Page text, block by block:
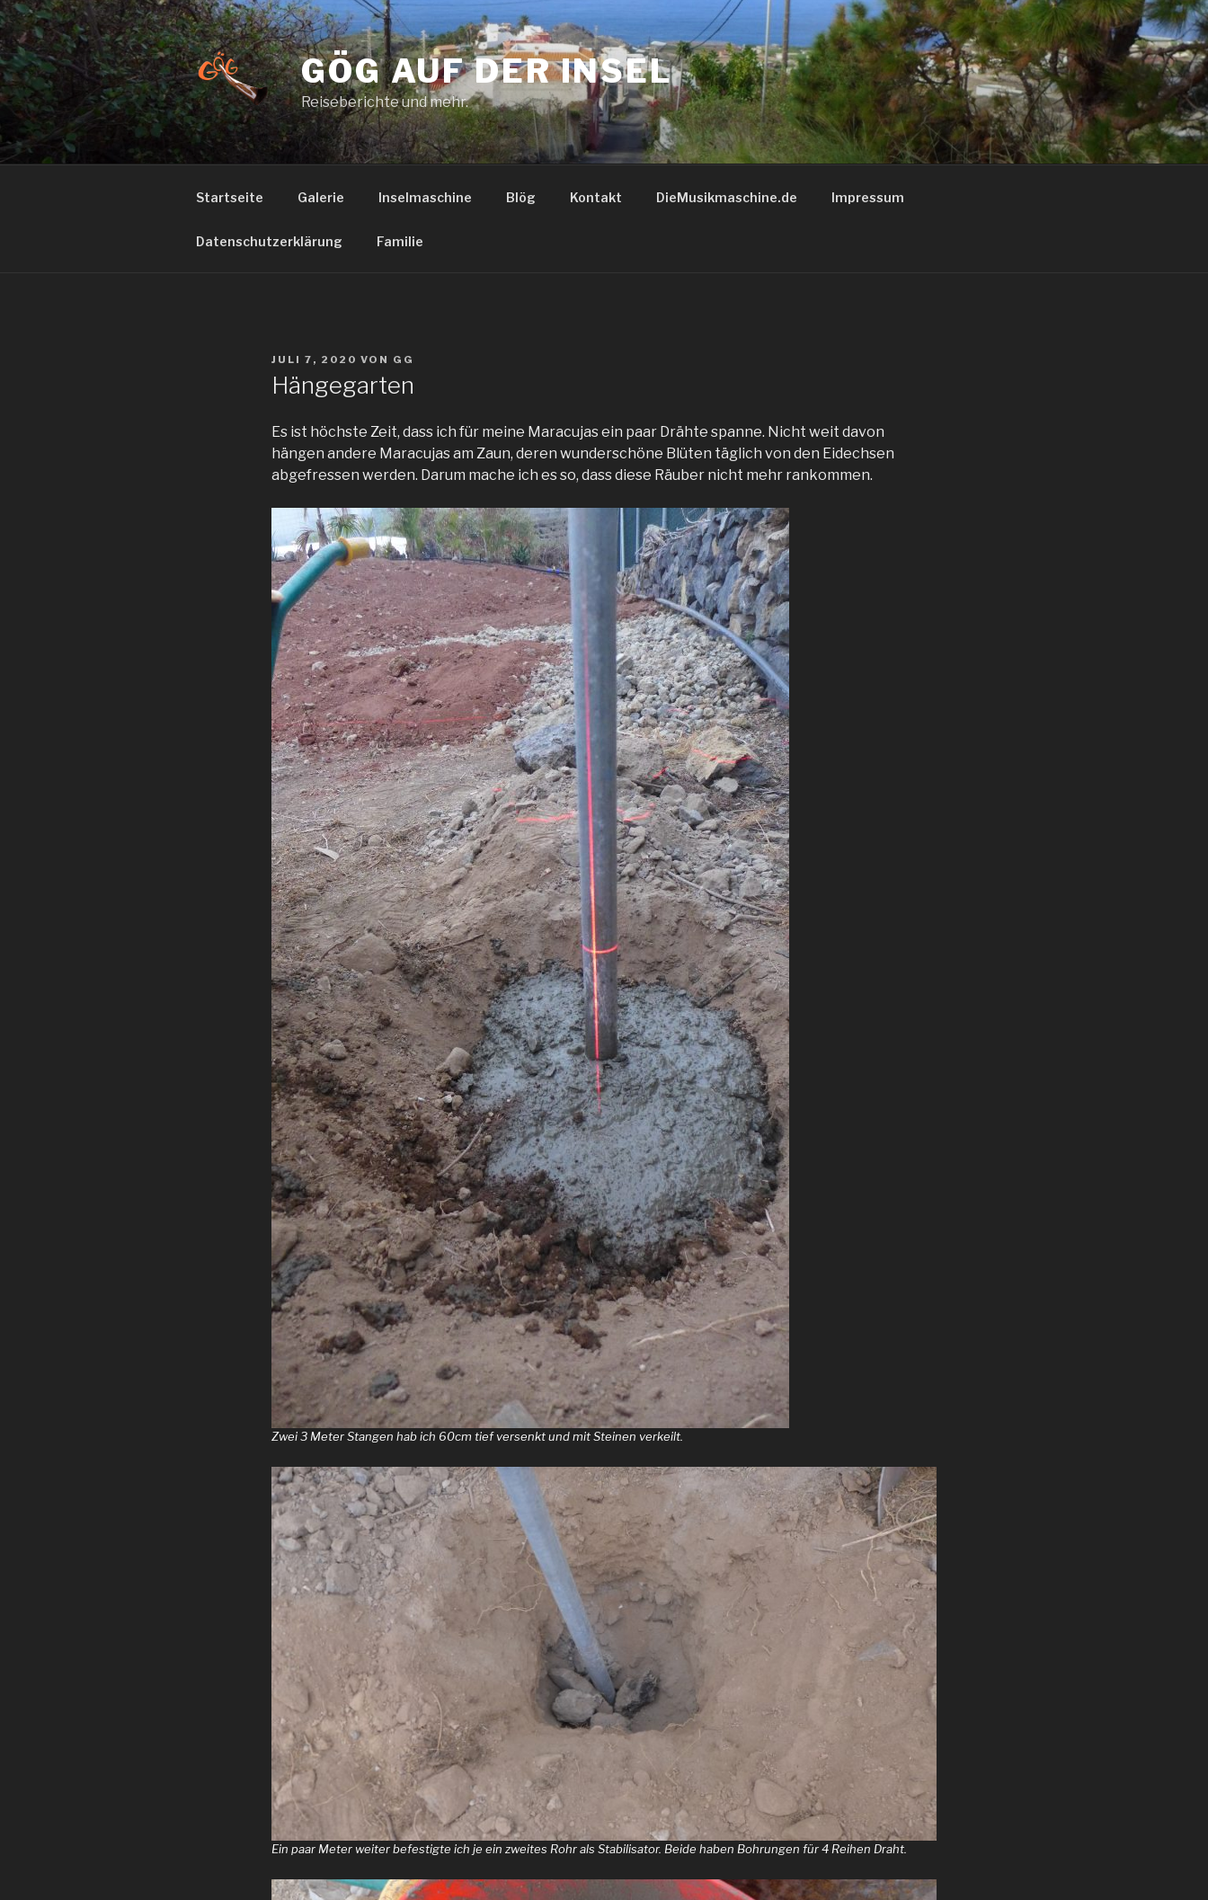
Zum
Inhalt
springen
GÖG AUF DER INSEL
Reiseberichte und mehr.
Startseite Galerie Inselmaschine Blög Kontakt DieMusikmaschine.de Impressum
Datenschutzerklärung Familie
VERÖFFENTLICHT
JULI 7, 2020 VON GG
Hängegarten
Es ist höchste Zeit, dass ich für meine Maracujas ein paar Drähte spanne. Nicht weit davon
hängen andere Maracujas am Zaun, deren wunderschöne Blüten täglich von den Eidechsen
abgefressen werden. Darum mache ich es so, dass diese Räuber nicht mehr rankommen.
Zwei 3 Meter Stangen hab ich 60cm tief versenkt und mit Steinen verkeilt.
Ein paar Meter weiter befestigte ich je ein zweites Rohr als Stabilisator. Beide haben Bohrungen für 4 Reihen Draht.